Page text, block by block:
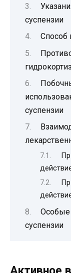
суспензии
Способ
суспензии
Особые
суспензии